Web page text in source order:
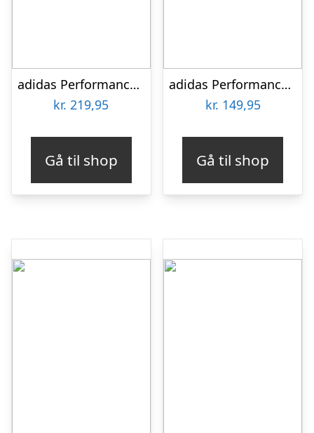
adidas Performance Fodbold – Tango Rosario – Sort/Hvid
kr. 219,95
Gå til shop
adidas Performance Fodbold – Starlancer CLB – Hvid/Sort
kr. 149,95
Gå til shop